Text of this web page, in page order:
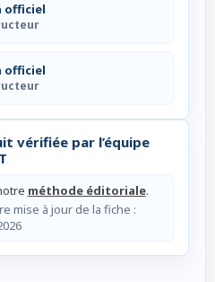
officiel
officiel
vérifiée par l’équipe
méthode éditoriale.
mise à jour de la fiche :